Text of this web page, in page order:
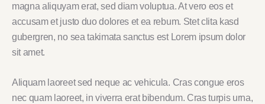
magna aliquyam erat, sed diam voluptua. At vero eos et
accusam et justo duo dolores et ea rebum. Stet clita kasd
gubergren, no sea takimata sanctus est Lorem ipsum dolor
sit amet.
Aliquam laoreet sed neque ac vehicula. Cras congue eros
nec quam laoreet, in viverra erat bibendum. Cras turpis urna,